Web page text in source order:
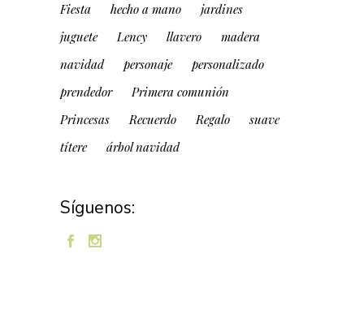
Fiesta
hecho a mano
jardines
juguete
Lency llavero
madera
navidad
personaje
personalizado
prendedor
Primera comunión
Princesas
Recuerdo Regalo
suave
títere
árbol navidad
Síguenos: